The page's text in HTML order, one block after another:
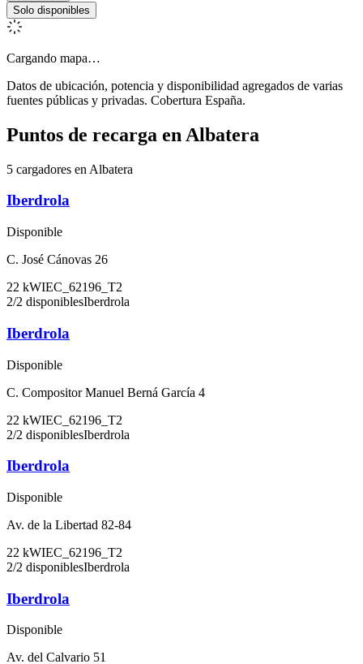
Solo disponibles
Cargando mapa…
Datos de ubicación, potencia y disponibilidad agregados de varias
fuentes públicas y privadas. Cobertura España.
Puntos de recarga en Albatera
5 cargadores en Albatera
Iberdrola
Disponible
C. José Cánovas 26
22 kWIEC_62196_T2
2/2 disponiblesIberdrola
Iberdrola
Disponible
C. Compositor Manuel Berná García 4
22 kWIEC_62196_T2
2/2 disponiblesIberdrola
Iberdrola
Disponible
Av. de la Libertad 82-84
22 kWIEC_62196_T2
2/2 disponiblesIberdrola
Iberdrola
Disponible
Av. del Calvario 51